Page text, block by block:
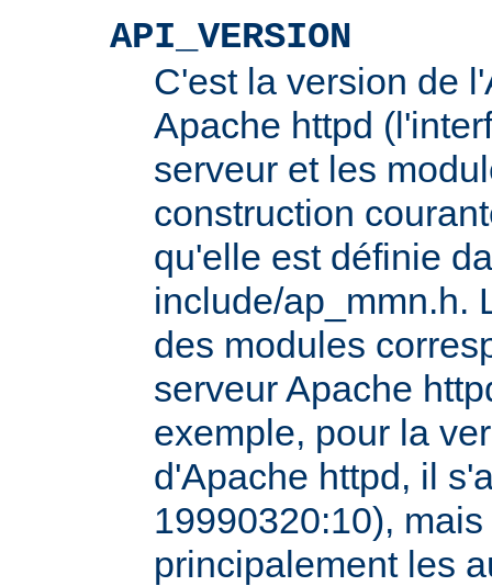
API_VERSION
C'est la version de
Apache httpd
serveur et les
construction
qu'elle est définie
include/ap_mmn.h.
des modules
serveur Apache
exemple, pour la
d'Apache httpd, il
19990320:10),
principalement les